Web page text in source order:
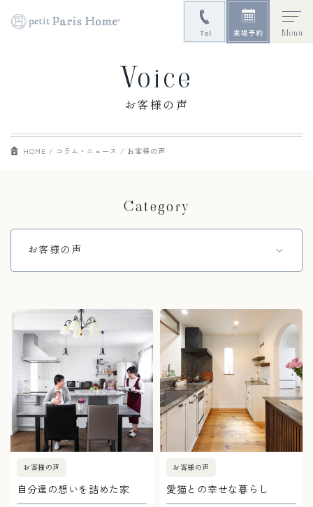
Menu
Voice
お客様の声
HOME コラム・ニュース お客様の声
Category
お客様の声
お客様の声
自分達の想いを詰めた家
お客様の声
愛猫との幸せな暮らし